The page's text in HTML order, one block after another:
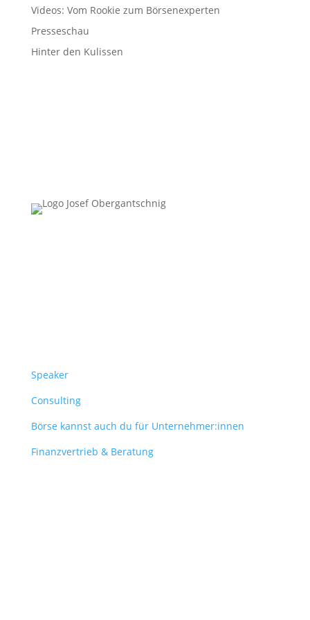
Videos: Vom Rookie zum Börsenexperten
Presseschau
Hinter den Kulissen
Speaker
Consulting
Börse kannst auch du für Unternehmer:innen
Finanzvertrieb & Beratung